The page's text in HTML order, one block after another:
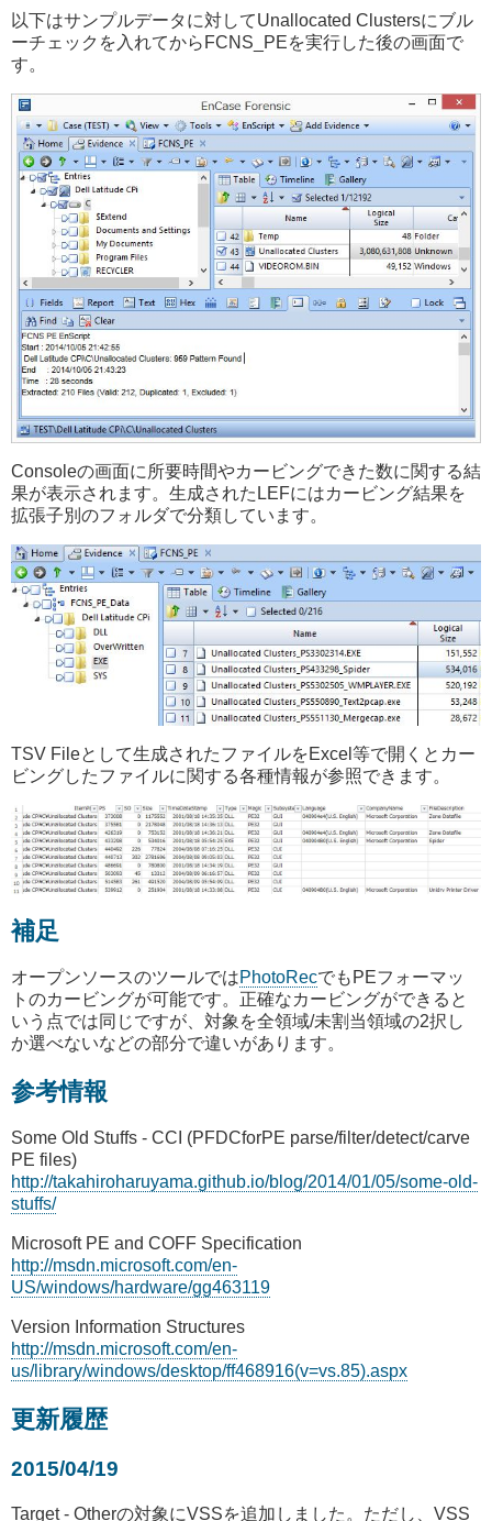
以下はサンプルデータに対してUnallocated Clustersにブル
ーチェックを入れてからFCNS_PEを実行した後の画面で
す。
Consoleの画面に所要時間やカービングできた数に関する結
果が表示されます。生成されたLEFにはカービング結果を
拡張子別のフォルダで分類しています。
TSV Fileとして生成されたファイルをExcel等で開くとカー
ビングしたファイルに関する各種情報が参照できます。
補足
オープンソースのツールではPhotoRecでもPEフォーマッ
トのカービングが可能です。正確なカービングができると
いう点では同じですが、対象を全領域/未割当領域の2択し
か選べないなどの部分で違いがあります。
参考情報
Some Old Stuffs - CCI (PFDCforPE parse/filter/detect/carve
PE files)
http://takahiroharuyama.github.io/blog/2014/01/05/some-old-
stuffs/
Microsoft PE and COFF Specification
http://msdn.microsoft.com/en-
US/windows/hardware/gg463119
Version Information Structures
http://msdn.microsoft.com/en-
us/library/windows/desktop/ff468916(v=vs.85).aspx
更新履歴
2015/04/19
Target - Otherの対象にVSSを追加しました。ただし、VSS